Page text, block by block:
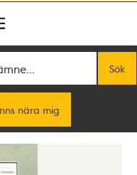
Sök
nära mig